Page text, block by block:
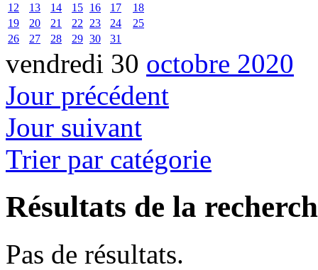
12
13 14 15 16 17
18
19
20 21 22 23 24
25
26
27 28 29 30 31
vendredi 30 octobre 2020
Jour précédent
Jour suivant
Trier par catégorie
Résultats de la
Pas de résultats.